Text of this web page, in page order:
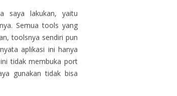
saya lakukan, yaitu
Semua tools yang
toolsnya sendiri pun
aplikasi ini hanya
tidak membuka port
gunakan tidak bisa